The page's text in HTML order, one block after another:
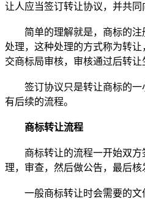
让人应当签订转让协议，并共同
简单的理解就是，商标的注
处理，这种处理的方式称为转
交商标局审核，审核通过后转让
签订协议只是转让商标的一
有后续的流程。
商标转让流程
商标转让的流程一开始双方
理，审查，然后做公告，最后核
一般商标转让时会需要的文